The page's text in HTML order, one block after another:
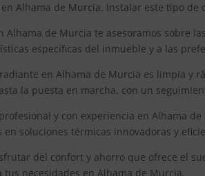
Alhama de Murcia. Instalar este tipo
Alhama de Murcia te asesoramos sobre
específicas del inmueble y a las
en Alhama de Murcia es limpia y
la puesta en marcha, con un
y con experiencia en Alhama
en soluciones térmicas innovadoras y
del confort y ahorro que ofrece el
necesidades en Alhama de Murcia.